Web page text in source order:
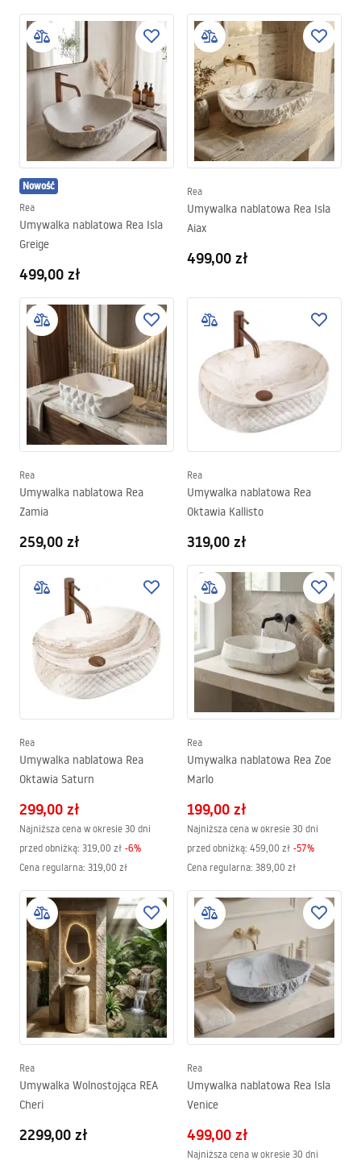
Nowość
Rea
Umywalka nablatowa Rea Isla
Greige
499,00 zł
Rea
Umywalka nablatowa Rea Isla
Aiax
499,00 zł
Rea
Umywalka nablatowa Rea
Zamia
259,00 zł
Rea
Umywalka nablatowa Rea
Oktawia Kallisto
319,00 zł
Rea
Umywalka nablatowa Rea
Oktawia Saturn
299,00 zł
Najniższa cena w okresie 30 dni
przed obniżką: 319,00 zł -6%
Cena regularna: 319,00 zł
Rea
Umywalka nablatowa Rea Zoe
Marlo
199,00 zł
Najniższa cena w okresie 30 dni
przed obniżką: 459,00 zł -57%
Cena regularna: 389,00 zł
Rea
Umywalka Wolnostojąca REA
Cheri
2299,00 zł
Rea
Umywalka nablatowa Rea Isla
Venice
499,00 zł
Najniższa cena w okresie 30 dni